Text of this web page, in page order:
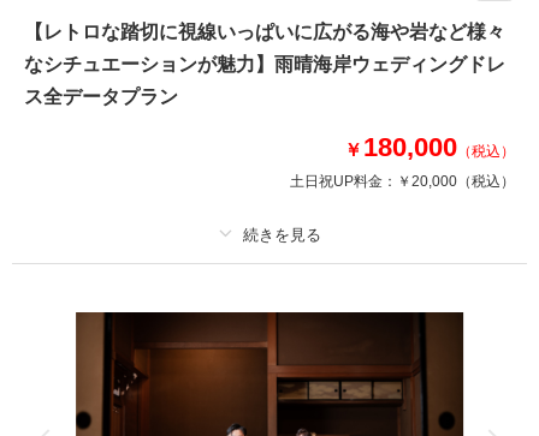
指輪交換、誓いのキス、バージンロード——「式は挙げない」と決めたおふ
たりに、写真だけの結婚式を。
結婚式はしないけど写真は残したい」おふたりへ。チャペル入場から指輪交
換など結婚式のワンシーンを丁寧に撮影。ご家族写真やごきょうだい、ご友
撮影日の空き
【レトロな踏切に視線いっぱいに広がる海や岩など様々
なシチュエーションが魅力】雨晴海岸ウェディングドレ
ス全データプラン
￥ 180,000 （税込）
土日祝UP料金： ￥20,000 （税込）
着付け
アルバム データ 180 カット
衣装追加 挙式